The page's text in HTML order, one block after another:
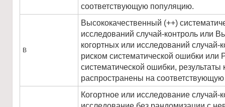
соответствующую популяцию.
В
Высококачественный (++)
исследований случай-контроль или
когортных или исследований случай-
риском систематической ошибки
систематической ошибки, результаты
распространены на
Когортное или исследование случай-